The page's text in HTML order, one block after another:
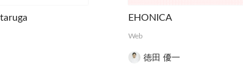
EHONICA
Web
徳田 優一